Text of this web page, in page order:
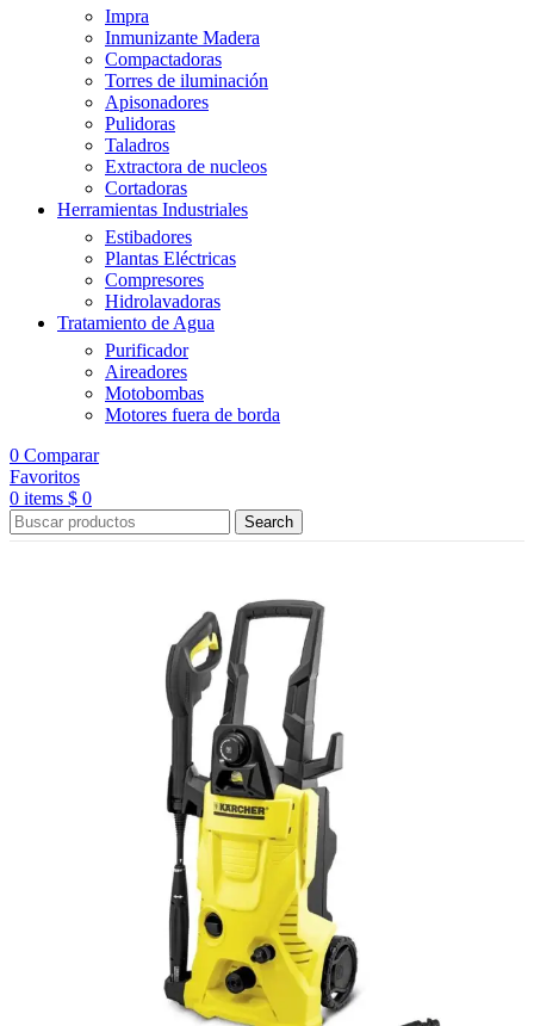
Impra
Inmunizante Madera
Compactadoras
Torres de iluminación
Apisonadores
Pulidoras
Taladros
Extractora de nucleos
Cortadoras
Herramientas Industriales
Estibadores
Plantas Eléctricas
Compresores
Hidrolavadoras
Tratamiento de Agua
Purificador
Aireadores
Motobombas
Motores fuera de borda
0 Comparar
Favoritos
0 items $ 0
Search